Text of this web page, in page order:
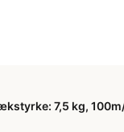
7,5 kg,